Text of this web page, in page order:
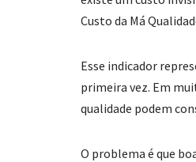
Custo da Má
Esse indicador
primeira vez. Em
qualidade podem
O problema é que